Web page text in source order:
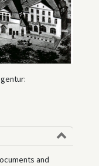
and